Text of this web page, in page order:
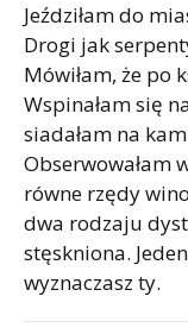
Jeździłam do
Drogi jak
Mówiłam, że po
Wspinałam się
siadałam na
Obserwowałam
równe rzędy
dwa rodzaju
stęskniona.
wyznaczasz ty.